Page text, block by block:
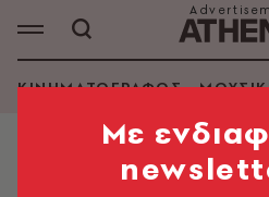
ΚΙΝΗΜΑΤΟΓΡΑΦΟΣ
Mε